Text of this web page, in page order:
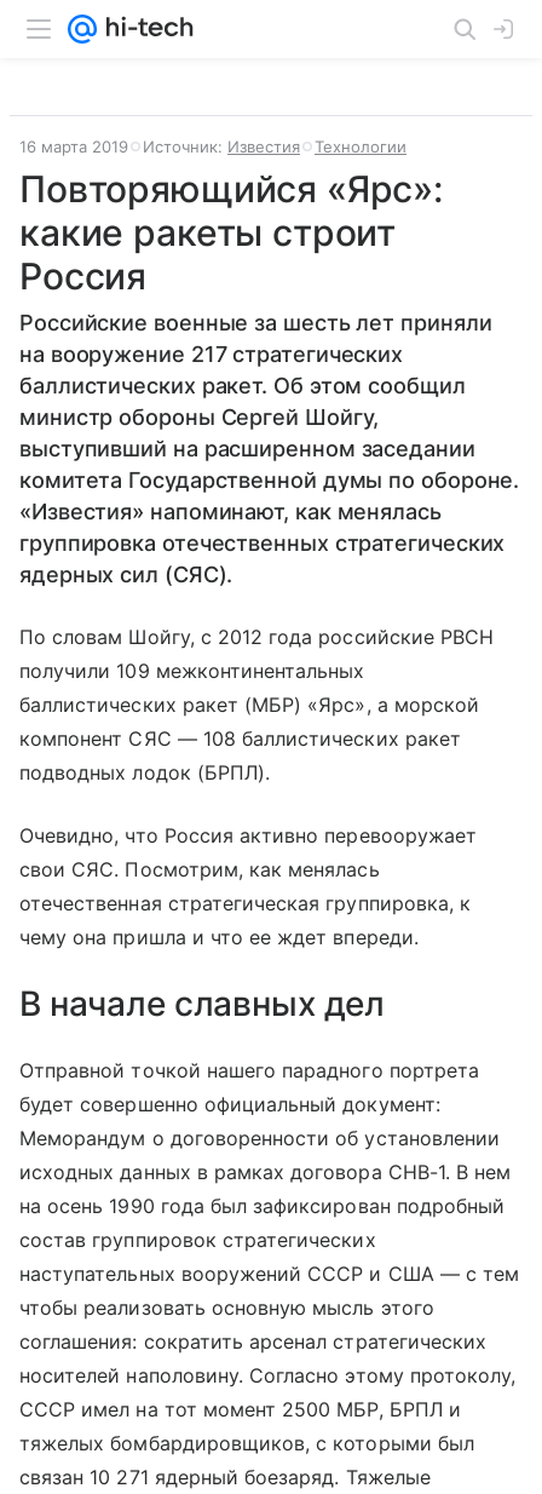
16 марта 2019 Источник: Известия Технологии
Повторяющийся «Ярс»:
какие ракеты строит
Россия
Российские военные за шесть лет приняли
на вооружение 217 стратегических
баллистических ракет. Об этом сообщил
министр обороны Сергей Шойгу,
выступивший на расширенном заседании
комитета Государственной думы по обороне.
«Известия» напоминают, как менялась
группировка отечественных стратегических
ядерных сил (СЯС).
По словам Шойгу, с 2012 года российские РВСН
получили 109 межконтинентальных
баллистических ракет (МБР) «Ярс», а морской
компонент СЯС — 108 баллистических ракет
подводных лодок (БРПЛ).
Очевидно, что Россия активно перевооружает
свои СЯС. Посмотрим, как менялась
отечественная стратегическая группировка, к
чему она пришла и что ее ждет впереди.
В начале славных дел
Отправной точкой нашего парадного портрета
будет совершенно официальный документ:
Меморандум о договоренности об установлении
исходных данных в рамках договора СНВ-1. В нем
на осень 1990 года был зафиксирован подробный
состав группировок стратегических
наступательных вооружений СССР и США — с тем
чтобы реализовать основную мысль этого
соглашения: сократить арсенал стратегических
носителей наполовину. Согласно этому протоколу,
СССР имел на тот момент 2500 МБР, БРПЛ и
тяжелых бомбардировщиков, с которыми был
связан 10 271 ядерный боезаряд. Тяжелые